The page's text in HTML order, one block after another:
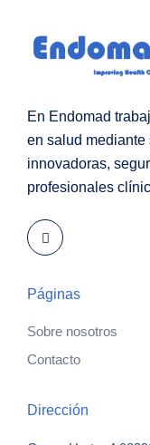
En Endomad
en salud
innovadoras,
profesionales
Páginas
Sobre nosotros
Contacto
Dirección